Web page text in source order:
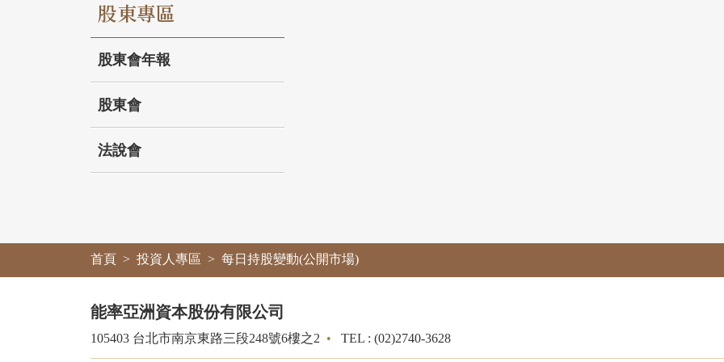
股東專區
股東會年報
股東會
法說會
首頁 投資人專區 每日持股變動(公開市場)
能率亞洲資本股份有限公司
105403 台北市南京東路三段248號6樓之2 • TEL : (02)2740-3628